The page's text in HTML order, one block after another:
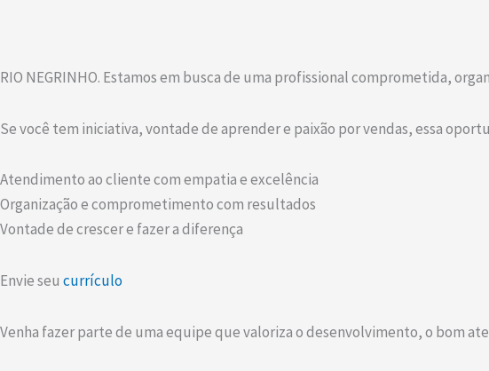
RIO NEGRINHO. Estamos em busca de uma profissional comprometida,
Se você tem iniciativa, vontade de aprender e paixão por vendas, essa
Atendimento ao cliente com empatia e excelência
Organização e comprometimento com resultados
Vontade de crescer e fazer a diferença
Envie seu currículo
Venha fazer parte de uma equipe que valoriza o desenvolvimento, o bom